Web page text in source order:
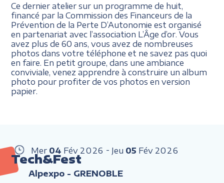
Ce dernier atelier sur un programme de huit,
financé par la Commission des Financeurs de la
Prévention de la Perte D’Autonomie est organisé
en partenariat avec l’association L’Âge d’or. Vous
avez plus de 60 ans, vous avez de nombreuses
photos dans votre téléphone et ne savez pas quoi
en faire. En petit groupe, dans une ambiance
conviviale, venez apprendre à construire un album
photo pour profiter de vos photos en version
papier.
Mer 04 Fév 2026 Jeu 05 Fév 2026
Tech&Fest
Alpexpo - GRENOBLE